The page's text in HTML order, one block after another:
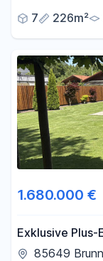
7
226m²
1.680.000 €
Exklusive
einzigartiger
85649